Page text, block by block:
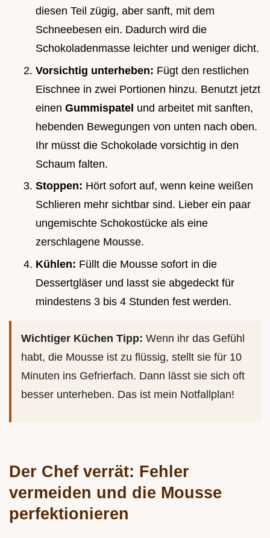
diesen Teil zügig, aber sanft, mit dem
Schneebesen ein. Dadurch wird die
Schokoladenmasse leichter und weniger dicht.
Vorsichtig unterheben: Fügt den restlichen
Eischnee in zwei Portionen hinzu. Benutzt jetzt
einen Gummispatel und arbeitet mit sanften,
hebenden Bewegungen von unten nach oben.
Ihr müsst die Schokolade vorsichtig in den
Schaum falten.
Stoppen: Hört sofort auf, wenn keine weißen
Schlieren mehr sichtbar sind. Lieber ein paar
ungemischte Schokostücke als eine
zerschlagene Mousse.
Kühlen: Füllt die Mousse sofort in die
Dessertgläser und lasst sie abgedeckt für
mindestens 3 bis 4 Stunden fest werden.
Wichtiger Küchen Tipp: Wenn ihr das Gefühl
habt, die Mousse ist zu flüssig, stellt sie für 10
Minuten ins Gefrierfach. Dann lässt sie sich oft
besser unterheben. Das ist mein Notfallplan!
Der Chef verrät: Fehler
vermeiden und die Mousse
perfektionieren